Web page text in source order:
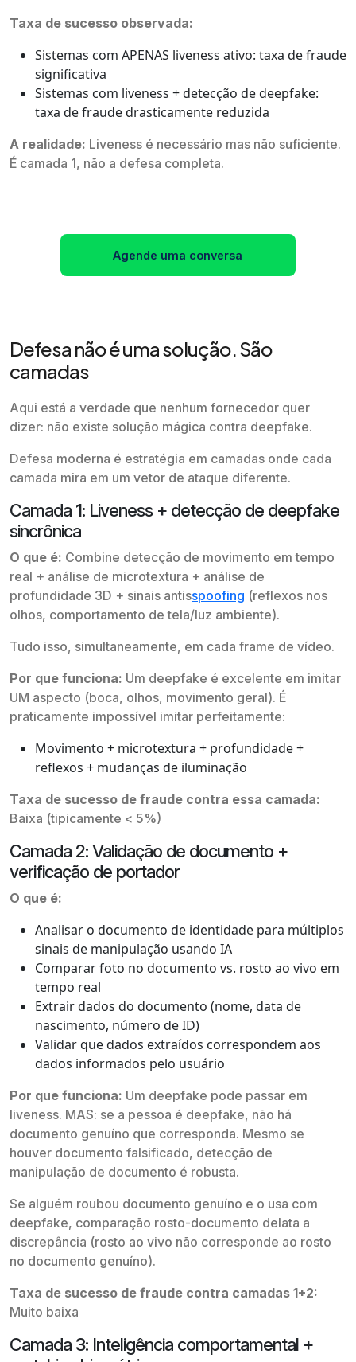
Taxa de sucesso observada:
Sistemas com APENAS liveness ativo: taxa de fraude
significativa
Sistemas com liveness + detecção de deepfake:
taxa de fraude drasticamente reduzida
A realidade: Liveness é necessário mas não suficiente.
É camada 1, não a defesa completa.
Agende uma conversa
Defesa não é uma solução. São
camadas
Aqui está a verdade que nenhum fornecedor quer
dizer: não existe solução mágica contra deepfake.
Defesa moderna é estratégia em camadas onde cada
camada mira em um vetor de ataque diferente.
Camada 1: Liveness + detecção de deepfake
sincrônica
O que é: Combine detecção de movimento em tempo
real + análise de microtextura + análise de
profundidade 3D + sinais antisspoofing (reflexos nos
olhos, comportamento de tela/luz ambiente).
Tudo isso, simultaneamente, em cada frame de vídeo.
Por que funciona: Um deepfake é excelente em imitar
UM aspecto (boca, olhos, movimento geral). É
praticamente impossível imitar perfeitamente:
Movimento + microtextura + profundidade +
reflexos + mudanças de iluminação
Taxa de sucesso de fraude contra essa camada:
Baixa (tipicamente < 5%)
Camada 2: Validação de documento +
verificação de portador
O que é:
Analisar o documento de identidade para múltiplos
sinais de manipulação usando IA
Comparar foto no documento vs. rosto ao vivo em
tempo real
Extrair dados do documento (nome, data de
nascimento, número de ID)
Validar que dados extraídos correspondem aos
dados informados pelo usuário
Por que funciona: Um deepfake pode passar em
liveness. MAS: se a pessoa é deepfake, não há
documento genuíno que corresponda. Mesmo se
houver documento falsificado, detecção de
manipulação de documento é robusta.
Se alguém roubou documento genuíno e o usa com
deepfake, comparação rosto-documento delata a
discrepância (rosto ao vivo não corresponde ao rosto
no documento genuíno).
Taxa de sucesso de fraude contra camadas 1+2:
Muito baixa
Camada 3: Inteligência comportamental +